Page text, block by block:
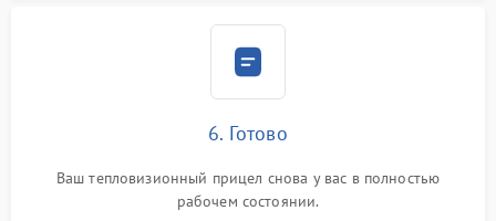
6. Готово
Ваш тепловизионный прицел снова у вас в полностью
рабочем состоянии.